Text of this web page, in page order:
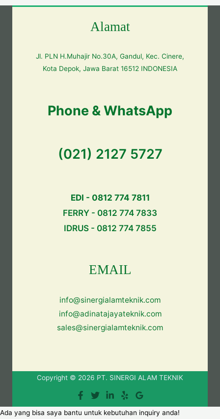
Alamat
Jl. PLN H.Muhajir No.30A, Gandul, Kec. Cinere,
Kota Depok, Jawa Barat 16512 INDONESIA
Phone & WhatsApp
(021) 2127 5727
EDI - 0812 774 7811
FERRY - 0812 774 7833
IDRUS - 0812 774 7855
EMAIL
info@sinergialamteknik.com
info@adinatajayateknik.com
sales@sinergialamteknik.com
Copyright © 2026 PT. SINERGI ALAM TEKNIK
Ada yang bisa saya bantu untuk kebutuhan inquiry anda!